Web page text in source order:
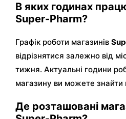
В яких годинах
Super-Pharm?
Графік роботи магазинів
відрізнятися залежно від
тижня. Актуальні години
магазину ви можете знайти
Де розташовані